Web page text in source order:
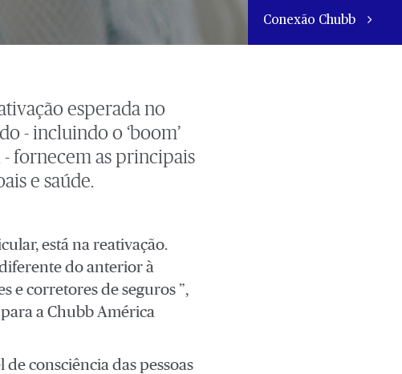
Conexão Chubb
esperada no
- incluindo o ‘boom’
- fornecem as principais
e saúde.
está na reativação.
do anterior à
e corretores de seguros ”,
a Chubb América
consciência das pessoas